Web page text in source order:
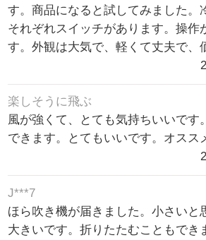
す。商品になると試してみました。
それぞれスイッチがあります。操作
す。外観は大気で、軽くて丈夫で、
楽しそうに飛ぶ
風が強くて、とても気持ちいいです
できます。とてもいいです。オスス
J***7
ほら吹き機が届きました。小さいと
大きいです。折りたたむこともでき